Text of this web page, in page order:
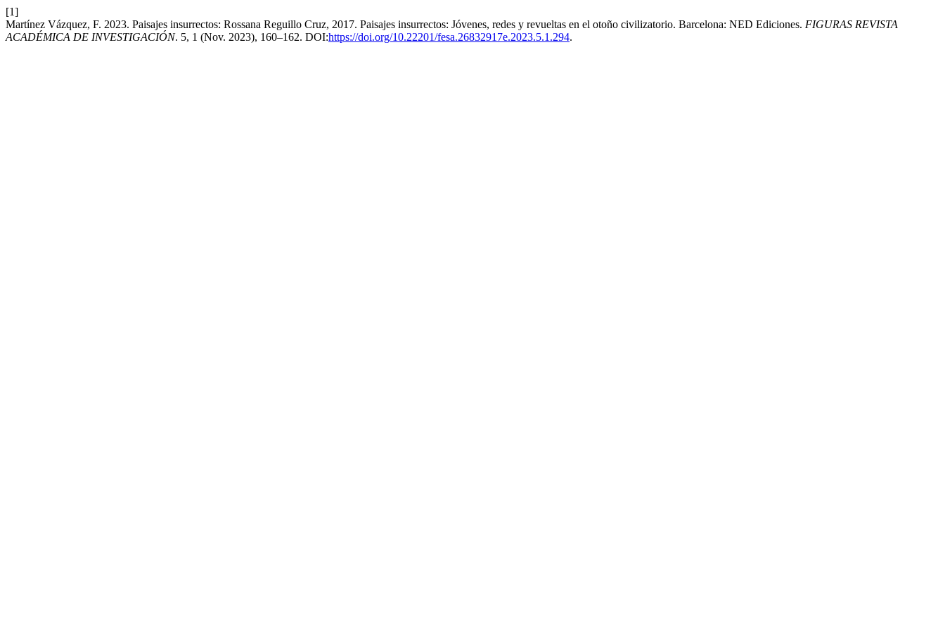
[1]
Martínez Vázquez, F. 2023. Paisajes insurrectos: Rossana Reguillo Cruz, 2017. Paisajes insurrectos: Jóvenes, redes y revueltas en el otoño civilizatorio. Barcelona: NED Ediciones. FIGURAS REVISTA
ACADÉMICA DE INVESTIGACIÓN. 5, 1 (Nov. 2023), 160–162. DOI:https://doi.org/10.22201/fesa.26832917e.2023.5.1.294.